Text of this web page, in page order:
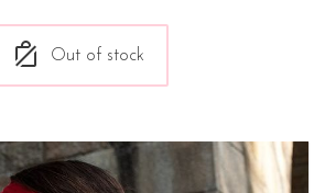
Out of stock